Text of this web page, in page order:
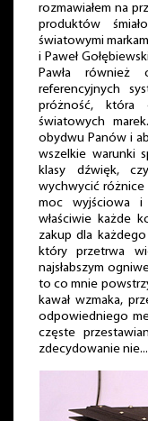
rozmawiałem na
produktów
światowymi
i Paweł
Pawła również
referencyjnych
próżność, która
światowych
obydwu Panów i
wszelkie warunki
klasy dźwięk,
wychwycić różnice
moc wyjściowa i
właściwie każde
zakup dla
który przetrwa
najsłabszym
to co mnie
kawał wzmaka,
odpowiedniego
częste
zdecydowanie